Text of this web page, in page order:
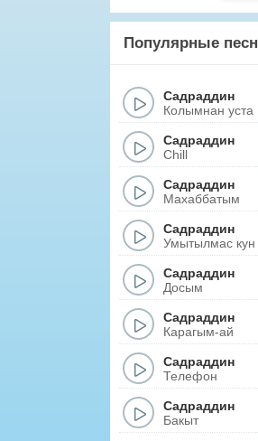
Популярные
Садраддин
Колымнан уста
Садраддин
Chill
Садраддин
Махаббатым
Садраддин
Умытылмас кун
Садраддин
Досым
Садраддин
Карагым-ай
Садраддин
Телефон
Садраддин
Бакыт